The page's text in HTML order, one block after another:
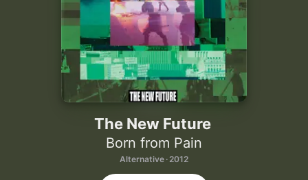
The New Future
Born from Pain
Alternative · 2012